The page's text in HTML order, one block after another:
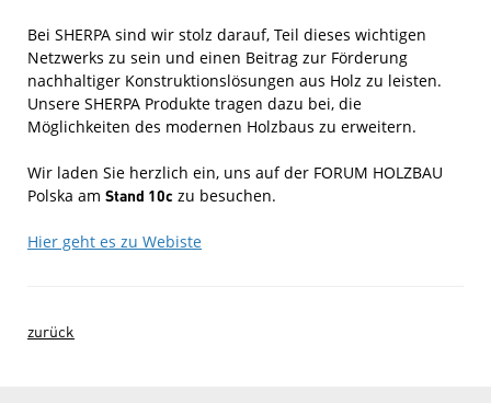
Bei SHERPA sind wir stolz darauf, Teil dieses wichtigen
Netzwerks zu sein und einen Beitrag zur Förderung
nachhaltiger Konstruktionslösungen aus Holz zu leisten.
Unsere SHERPA Produkte tragen dazu bei, die
Möglichkeiten des modernen Holzbaus zu erweitern.
Wir laden Sie herzlich ein, uns auf der FORUM HOLZBAU
Polska am Stand 10c zu besuchen.
Hier geht es zu Webiste
zurück